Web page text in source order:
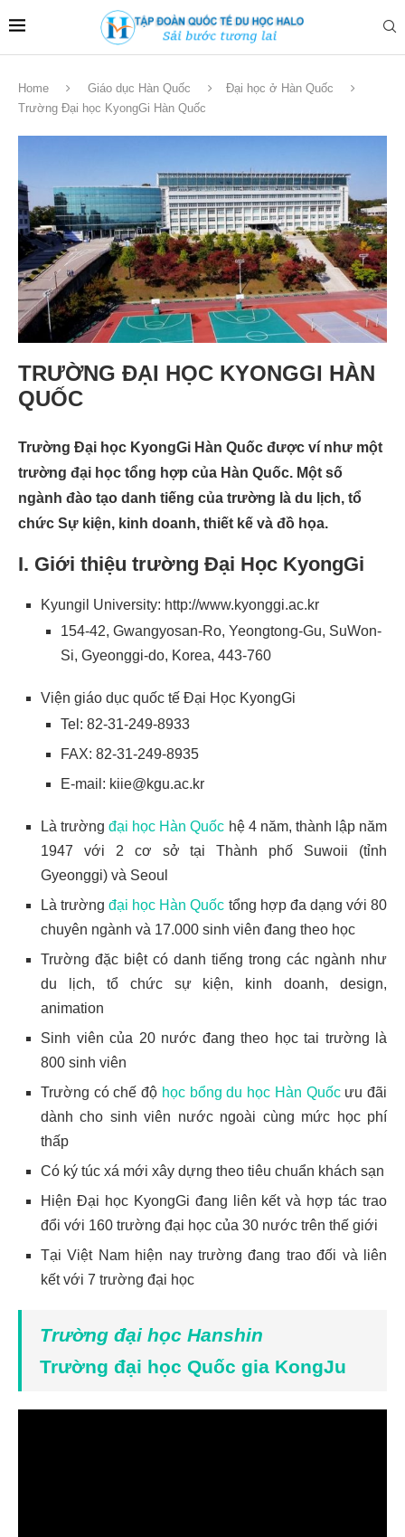
Home Giáo dục Hàn Quốc
Đại học ở Hàn Quốc
Trường Đại học KyongGi Hàn Quốc
TRƯỜNG ĐẠI HỌC KYONGGI HÀN
QUỐC
Trường Đại học KyongGi Hàn Quốc được ví như một
trường đại học tổng hợp của Hàn Quốc. Một số
ngành đào tạo danh tiếng của trường là du lịch, tổ
chức Sự kiện, kinh doanh, thiết kế và đồ họa.
I. Giới thiệu trường Đại Học KyongGi
Kyungil University: http://www.kyonggi.ac.kr
154-42, Gwangyosan-Ro, Yeongtong-Gu, SuWon-
Si, Gyeonggi-do, Korea, 443-760
Viện giáo dục quốc tế Đại Học KyongGi
Tel: 82-31-249-8933
FAX: 82-31-249-8935
E-mail: kiie@kgu.ac.kr
Là trườngđại học Hàn Quốc hệ 4 năm, thành lập năm
1947 với 2 cơ sở tại Thành phố Suwoii (tỉnh
Gyeonggi) và Seoul
Là trườngđại học Hàn Quốc tổng hợp đa dạng với 80
chuyên ngành và 17.000 sinh viên đang theo học
Trường đặc biệt có danh tiếng trong các ngành như
du lịch, tổ chức sự kiện, kinh doanh, design,
animation
Sinh viên của 20 nước đang theo học tai trường là
800 sinh viên
Trường có chế độ học bổng du học Hàn Quốcưu đãi
dành cho sinh viên nước ngoài cùng mức học phí
thấp
Có ký túc xá mới xây dựng theo tiêu chuẩn khách sạn
Hiện Đại học KyongGi đang liên kết và hợp tác trao
đổi với 160 trường đại học của 30 nước trên thế giới
Tại Việt Nam hiện nay trường đang trao đối và liên
kết với 7 trường đại học
Trường đại học Hanshin
Trường đại học Quốc gia KongJu